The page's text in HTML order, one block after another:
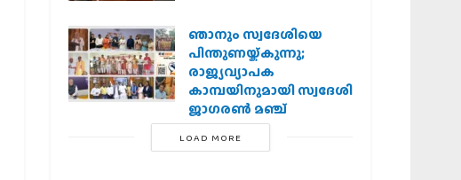
ഞാനും സ്വദേശിയെ
പിന്തുണയ്ക്കുന്നു;
രാജ്യവ്യാപക
കാമ്പയിനുമായി സ്വദേശി
ജാഗരണ്‍ മഞ്ച്
LOAD MORE